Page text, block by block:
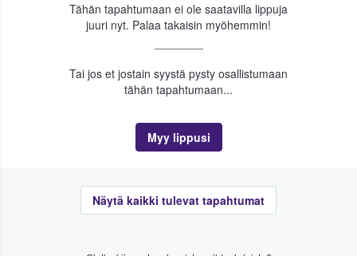
Tähän tapahtumaan ei ole saatavilla lippuja
juuri nyt. Palaa takaisin myöhemmin!
Tai jos et jostain syystä pysty osallistumaan
tähän tapahtumaan...
Myy lippusi
Näytä kaikki tulevat tapahtumat